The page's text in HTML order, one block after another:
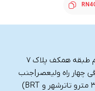
تهران، چهار راه ولیعصر پاساژ ابریشم طبقه همکف پلاک ۷
چهار راه ولیعصر|جنب